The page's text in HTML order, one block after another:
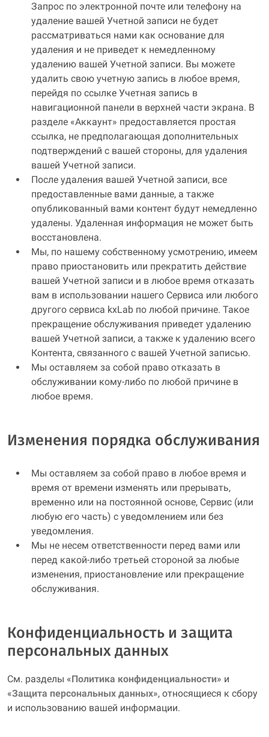
Запрос по электронной почте или телефону на
удаление вашей Учетной записи не будет
рассматриваться нами как основание для
удаления и не приведет к немедленному
удалению вашей Учетной записи. Вы можете
удалить свою учетную запись в любое время,
перейдя по ссылке Учетная запись в
навигационной панели в верхней части экрана. В
разделе «Аккаунт» предоставляется простая
ссылка, не предполагающая дополнительных
подтверждений с вашей стороны, для удаления
вашей Учетной записи.
После удаления вашей Учетной записи, все
предоставленные вами данные, а также
опубликованный вами контент будут немедленно
удалены. Удаленная информация не может быть
восстановлена.
Мы, по нашему собственному усмотрению, имеем
право приостановить или прекратить действие
вашей Учетной записи и в любое время отказать
вам в использовании нашего Сервиса или любого
другого сервиса kxLab по любой причине. Такое
прекращение обслуживания приведет удалению
вашей Учетной записи, а также к удалению всего
Контента, связанного с вашей Учетной записью.
Мы оставляем за собой право отказать в
обслуживании кому-либо по любой причине в
любое время.
Изменения порядка обслуживания
Мы оставляем за собой право в любое время и
время от времени изменять или прерывать,
временно или на постоянной основе, Сервис (или
любую его часть) с уведомлением или без
уведомления.
Мы не несем ответственности перед вами или
перед какой-либо третьей стороной за любые
изменения, приостановление или прекращение
обслуживания.
Конфиденциальность и защита
персональных данных
См. разделы «Политика конфиденциальности» и
«Защита персональных данных», относящиеся к сбору
и использованию вашей информации.